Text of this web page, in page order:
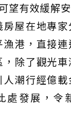
望有效緩解
屋在地專
港，直接
除了觀光
潮行經億
處發展，令